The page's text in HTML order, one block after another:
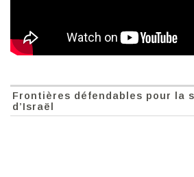
Frontières défendables pour la
d’Israël